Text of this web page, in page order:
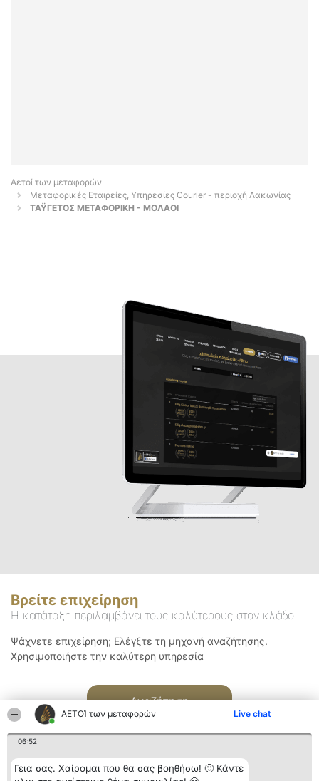
ΑΕΤΟΊ των μεταφορών Live chat
06:52
Γεια σας. Χαίρομαι που θα σας βοηθήσω! 🙂 Κάντε
Αετοί των μεταφορών
Μεταφορικές Εταιρείες, Υπηρεσίες Courier - περιοχή Λακωνίας
ΤΑΫΓΕΤΟΣ ΜΕΤΑΦΟΡΙΚΗ - ΜΟΛΑΟΙ
Βρείτε επιχείρηση
Η κατάταξη περιλαμβάνει τους καλύτερους στον κλάδο
Ψάχνετε επιχείρηση; Ελέγξτε τη μηχανή αναζήτησης.
Χρησιμοποιήστε την καλύτερη υπηρεσία
Αναζήτηση